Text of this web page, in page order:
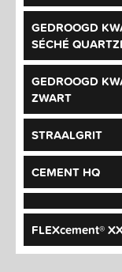
GEDROOGD
SÉCHÉ
GEDROOGD
ZWART
STRAALGRIT
CEMENT HQ
FLEXcement®